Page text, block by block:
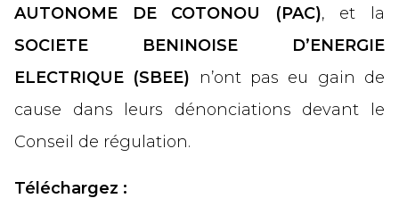
REMISE DE PÉNALITÉS
COLLECTE DE DONNÉES
AUTONOME DE COTONOU (PAC), et la
SOCIETE BENINOISE D’ENERGIE
ELECTRIQUE (SBEE) n’ont pas eu gain de
cause dans leurs dénonciations devant le
Conseil de régulation.
Téléchargez :